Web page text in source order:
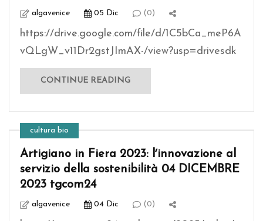
algavenice 05 Dic (0)
https://drive.google.com/file/d/1C5bCa_meP6A
vQLgW_v11Dr2gstJImAX-/view?usp=drivesdk
CONTINUE READING
cultura bio
Artigiano in Fiera 2023: lʼinnovazione al
servizio della sostenibilità 04 DICEMBRE
2023 tgcom24
algavenice 04 Dic (0)